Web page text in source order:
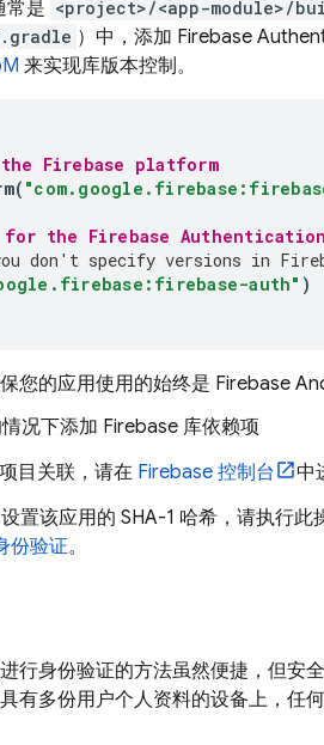
常是 <project>/<app-module>/
）中，添加 Firebase
来实现库版本控制。
Firebase platform
(
for the Firebase Authentication
don't specify versions in
auth" )
保您的应用使用的始终是 Firebase
况下添加 Firebase 库依赖项
目关联，请在 Firebase 控制台
中
置该应用的 SHA-1 哈希，请执行
份验证。
行身份验证的方法虽然便捷，但安
有多份用户个人资料的设备上，任